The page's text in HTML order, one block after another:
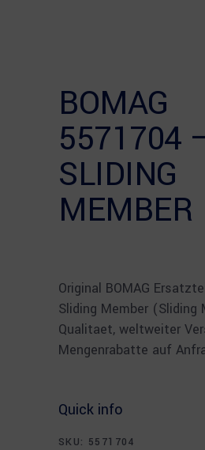
BOMAG
5571704
SLIDING
MEMBER
Original BOMAG
Sliding Member (Sliding
Qualitaet, weltweiter
Mengenrabatte auf
Quick info
SKU: 5571704